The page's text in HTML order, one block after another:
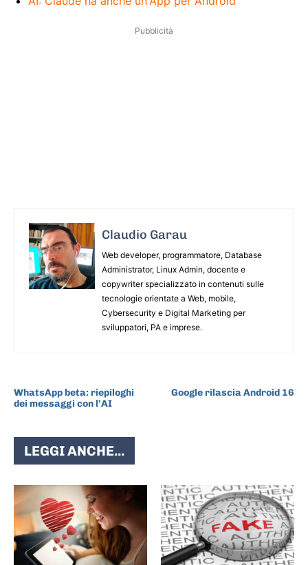
Pubblicità
Claudio Garau
Web developer, programmatore, Database
Administrator, Linux Admin, docente e
copywriter specializzato in contenuti sulle
tecnologie orientate a Web, mobile,
Cybersecurity e Digital Marketing per
sviluppatori, PA e imprese.
WhatsApp beta: riepiloghi
dei messaggi con l’AI
Google rilascia Android 16
LEGGI ANCHE...